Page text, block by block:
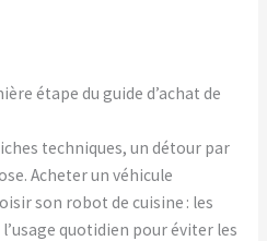
étape du guide d’achat de
techniques, un détour par
Acheter un véhicule
son robot de cuisine : les
quotidien pour éviter les